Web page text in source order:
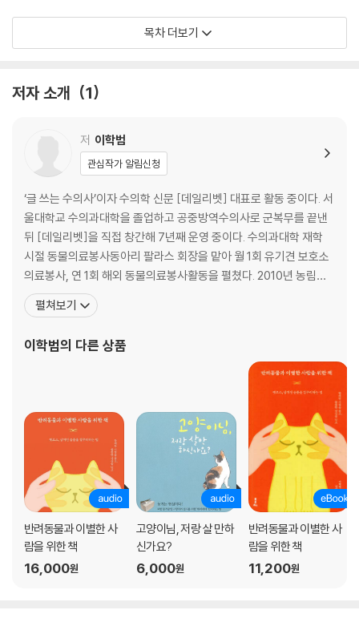
인수공통감염병에 대한 이야기도 빼놓을 수 없다. 반려인과 반려동물이 건
강하게 함께 살 수 있는 방안과 감염병에 대응하는 자세에 대해 다뤘다.
주소를 짚고, 동물보호복지 정책이 나아가야 할 방향을 제시했다. 누구보
려인들과 반려동물 산업에 종사하는 분들, 그리고 반려동물 관련 정책을
만드는 분들에게 조금이나마 도움이 되길 바란다.
두 번째 이야기. 반려동물로 산다는 것
03. 그들은 왜 길고양이를 죽였을까?
세 번째 이야기. 반려동물과 함께하는 행복한 세상을 위하여
01. 개 식용을 바라보는 불편한 시선
02. 사설동물보호소, 보호소와 동물학대 사이
03. 반려동물 자격증, 누구를 위한 것인가?
04. 인수공통감염병 시대를 살다
에필로그 | 반려동물 산업과 양육 문화가 발전하길 기대하며
목차 더보기
저자 소개 1
저 이학범
관심작가 알림신청
‘글 쓰는 수의사’이자 수의학 신문 [데일리벳] 대표로 활동 중이다. 서
울대학교 수의과대학을 졸업하고 공중방역수의사로 군복무를 끝낸
뒤 [데일리벳]을 직접 창간해 7년째 운영 중이다. 수의과대학 재학
시절 동물의료봉사동아리 팔라스 회장을 맡아 월 1회 유기견 보호소
의료봉사, 연 1회 해외 동물의료봉사활동을 펼쳤다. 2010년 농림축
산식품부장관상, 2014년 대한수의사회장 감사패, 2017년 경기도지
사표창을 수상했으며, 학생시절 우연한 계기로 만난 길고양이 출신
사회 동물복지위원회 위원, 한국동물병원협회 홍
펼쳐보기
이학범의 다른 상품
반려동물과 이별한 사
람을 위한 책
16,000원
고양이님, 저랑 살 만하
신가요?
6,000원
반려동물과 이별한 사
람을 위한 책
11,200원